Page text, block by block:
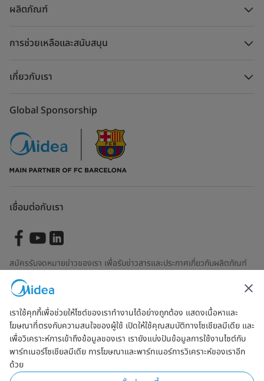
ผลิตภัณฑ์
การช่วยเหลือและสนับสนุน
เกี่ยวกับเรา
Global Sponsorship
เชื่อมต่อกับเรา
สมัครรับจดหมายข่าวของเรา เพื่อรับข่าวสารและประกาศเกี่ยวกับผลิตภัณฑ์
ล่าสุด
ตรวจสอบเพื่อดูว่าเราจัดการข้อมูลของคุณอย่างไรข้อตกลงการใช้งาน
Simply ideal
เราใช้คุกกี้เพื่อช่วยให้ไซต์ของเราทำงานได้อย่างถูกต้อง แสดงเนื้อหาและ
โฆษณาที่ตรงกับความสนใจของผู้ใช้ เปิดให้ใช้คุณสมบัติทางโซเชียลมีเดีย และ
เพื่อวิเคราะห์การเข้าถึงข้อมูลของเรา เรายังแบ่งปันข้อมูลการใช้งานไซต์กับ
พาร์ทเนอร์โซเชียลมีเดีย การโฆษณาและพาร์ทเนอร์การวิเคราะห์ของเราอีก
ด้วย